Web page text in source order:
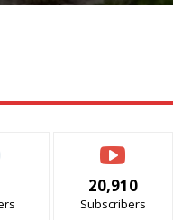
20,910
Subscribers